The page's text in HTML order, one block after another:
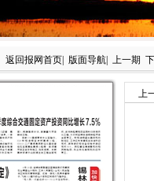
返回报网首页| 版面导航| 上一期
上